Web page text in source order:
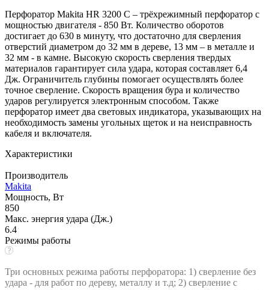
Перфоратор Makita HR 3200 C – трёхрежимный перфоратор с
мощностью двигателя - 850 Вт. Количество оборотов
достигает до 630 в минуту, что достаточно для сверления
отверстий диаметром до 32 мм в дереве, 13 мм – в металле и
32 мм - в камне. Высокую скорость сверления твердых
материалов гарантирует сила удара, которая составляет 6,4
Дж. Ограничитель глубины помогает осуществлять более
точное сверление. Скорость вращения бура и количество
ударов регулируется электронным способом. Также
перфоратор имеет два световых индикатора, указывающих на
необходимость замены угольных щеток и на неисправность
кабеля и включателя.
Характеристики
Производитель
Makita
Мощность, Вт
850
Макс. энергия удара (Дж.)
6.4
Режимы работы
Три основных режима работы перфоратора: 1) сверление без
удара - для работ по дереву, металлу и т.д; 2) сверление с